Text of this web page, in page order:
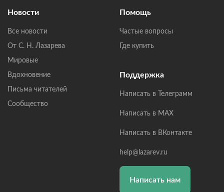
Новости
Все новости
От С. Н. Лазарева
Мировые
Вдохновение
Письма читателей
Сообщество
Помощь
Частые вопросы
Где купить
Поддержка
Написать в Телеграмм
Написать в MAX
Написать в ВКонтакте
help@lazarev.ru
Написать нам